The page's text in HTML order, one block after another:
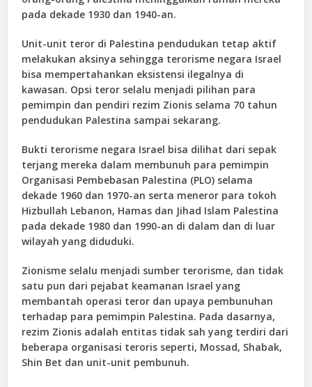
pada dekade 1930 dan 1940-an.
Unit-unit teror di Palestina pendudukan tetap aktif
melakukan aksinya sehingga terorisme negara Israel
bisa mempertahankan eksistensi ilegalnya di
kawasan. Opsi teror selalu menjadi pilihan para
pemimpin dan pendiri rezim Zionis selama 70 tahun
pendudukan Palestina sampai sekarang.
Bukti terorisme negara Israel bisa dilihat dari sepak
terjang mereka dalam membunuh para pemimpin
Organisasi Pembebasan Palestina (PLO) selama
dekade 1960 dan 1970-an serta meneror para tokoh
Hizbullah Lebanon, Hamas dan Jihad Islam Palestina
pada dekade 1980 dan 1990-an di dalam dan di luar
wilayah yang diduduki.
Zionisme selalu menjadi sumber terorisme, dan tidak
satu pun dari pejabat keamanan Israel yang
membantah operasi teror dan upaya pembunuhan
terhadap para pemimpin Palestina. Pada dasarnya,
rezim Zionis adalah entitas tidak sah yang terdiri dari
beberapa organisasi teroris seperti, Mossad, Shabak,
Shin Bet dan unit-unit pembunuh.